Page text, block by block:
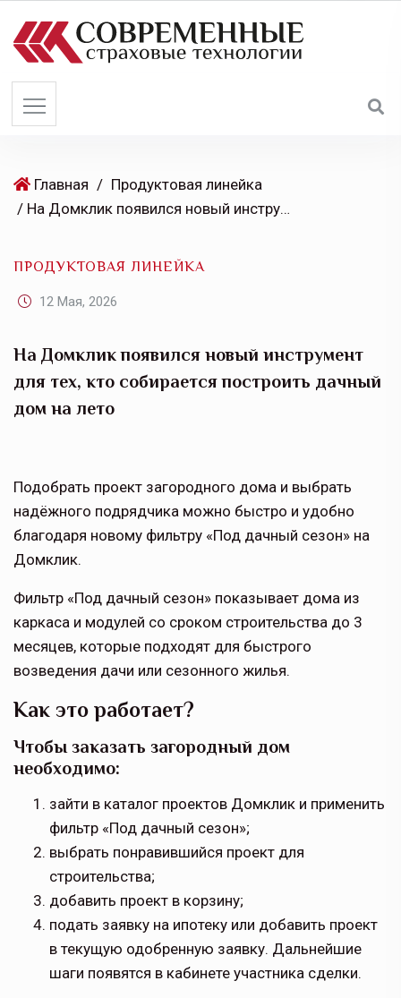
Главная / Продуктовая линейка
/ На Домклик появился новый инструмент для тех, кто собирается построить дачный дом на лето
ПРОДУКТОВАЯ ЛИНЕЙКА
12 Мая, 2026
На Домклик появился новый инструмент
для тех, кто собирается построить дачный
дом на лето
Подобрать проект загородного дома и выбрать
надёжного подрядчика можно быстро и удобно
благодаря новому фильтру «Под дачный сезон» на
Домклик.
Фильтр «Под дачный сезон» показывает дома из
каркаса и модулей со сроком строительства до 3
месяцев, которые подходят для быстрого
возведения дачи или сезонного жилья.
Как это работает?
Чтобы заказать загородный дом
необходимо:
зайти в каталог проектов Домклик и применить
фильтр «Под дачный сезон»;
выбрать понравившийся проект для
строительства;
добавить проект в корзину;
подать заявку на ипотеку или добавить проект
в текущую одобренную заявку. Дальнейшие
шаги появятся в кабинете участника сделки.